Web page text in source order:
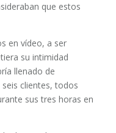
que estos
en vídeo, a ser
su intimidad
llenado de
clientes, todos
sus tres horas en